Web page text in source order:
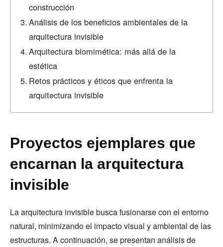
construcción
Análisis de los beneficios ambientales de la
arquitectura invisible
Arquitectura biomimética: más allá de la
estética
Retos prácticos y éticos que enfrenta la
arquitectura invisible
Proyectos ejemplares que
encarnan la arquitectura
invisible
La arquitectura invisible busca fusionarse con el entorno
natural, minimizando el impacto visual y ambiental de las
estructuras. A continuación, se presentan análisis de